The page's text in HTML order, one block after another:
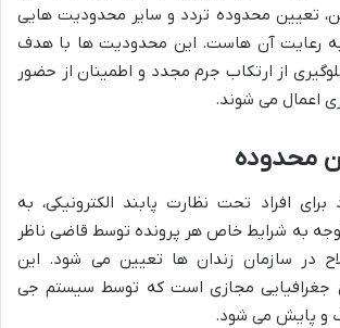
تعیین محدوده تردد و سایر محدودیت هایی
رعایت آن هاست. این محدودیت ها با هدف
از ارتکاب جرم مجدد و اطمینان از حضور
اعمال می شوند.
محدوده
افراد تحت نظارت پابند الکترونیکی، به
به شرایط خاص هر پرونده توسط قاضی ناظر
در سازمان زندان ها تعیین می شود. این
جغرافیایی مجازی است که توسط سیستم جی
و پایش می شود.